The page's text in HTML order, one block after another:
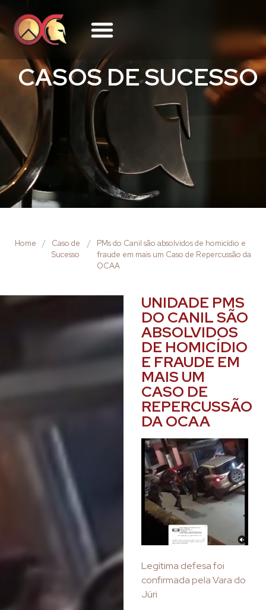
CASOS DE SUCESSO
Home /
Caso de
Sucesso
/
PMs do Canil são absolvidos de homicídio e
fraude em mais um Caso de Repercussão da
OCAA
UNIDADE PMS
DO CANIL SÃO
ABSOLVIDOS
DE HOMICÍDIO
E FRAUDE EM
MAIS UM
CASO DE
REPERCUSSÃO
DA OCAA
Legítima defesa foi
confirmada pela Vara do
Júri